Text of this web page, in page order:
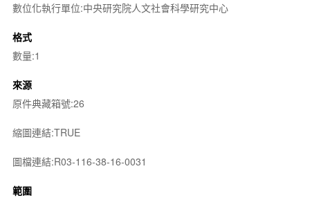
數位化執行單位:中央研究院人文社會科學研究中心
格式
數量:1
來源
原件典藏箱號:26
縮圖連結:TRUE
圖檔連結:R03-116-38-16-0031
範圍